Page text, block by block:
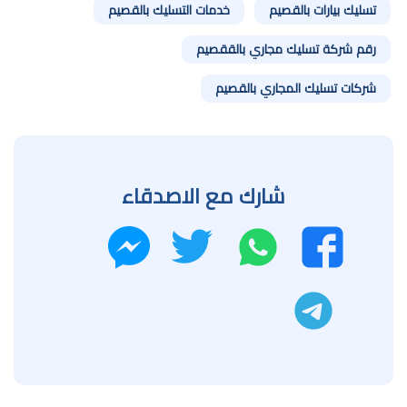
تسليك بيارات بالقصيم خدمات التسليك بالقصيم
رقم شركة تسليك مجاري بالققصيم
شركات تسليك المجاري بالقصيم
شارك مع الاصدقاء
فيسبوك
واتساب تويتر